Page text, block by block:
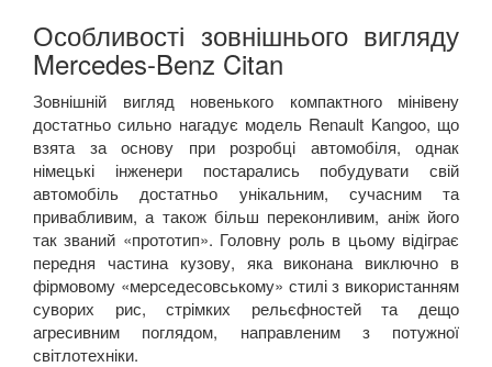
Особливості зовнішнього вигляду
Mercedes-Benz Citan
Зовнішній вигляд новенького компактного мінівену
достатньо сильно нагадує модель Renault Kangoo, що
взята за основу при розробці автомобіля, однак
німецькі інженери постарались побудувати свій
автомобіль достатньо унікальним, сучасним та
привабливим, а також більш переконливим, аніж його
так званий «прототип». Головну роль в цьому відіграє
передня частина кузову, яка виконана виключно в
фірмовому «мерседесовському» стилі з використанням
суворих рис, стрімких рельєфностей та дещо
агресивним поглядом, направленим з потужної
світлотехніки.